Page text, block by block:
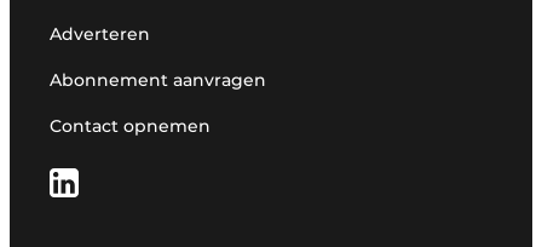
Adverteren
Abonnement aanvragen
Contact opnemen